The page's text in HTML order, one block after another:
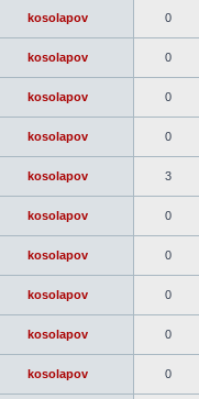
kosolapov 0
kosolapov 0
kosolapov 0
kosolapov 0
kosolapov 3
kosolapov 0
kosolapov 0
kosolapov 0
kosolapov 0
kosolapov 0